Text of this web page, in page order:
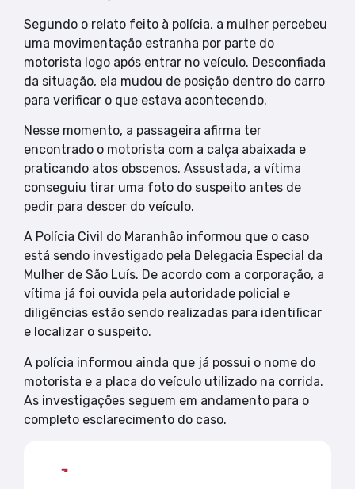
Segundo o relato feito à polícia, a mulher percebeu
uma movimentação estranha por parte do
motorista logo após entrar no veículo. Desconfiada
da situação, ela mudou de posição dentro do carro
para verificar o que estava acontecendo.
Nesse momento, a passageira afirma ter
encontrado o motorista com a calça abaixada e
praticando atos obscenos. Assustada, a vítima
conseguiu tirar uma foto do suspeito antes de
pedir para descer do veículo.
A Polícia Civil do Maranhão informou que o caso
está sendo investigado pela Delegacia Especial da
Mulher de São Luís. De acordo com a corporação, a
vítima já foi ouvida pela autoridade policial e
diligências estão sendo realizadas para identificar
e localizar o suspeito.
A polícia informou ainda que já possui o nome do
motorista e a placa do veículo utilizado na corrida.
As investigações seguem em andamento para o
completo esclarecimento do caso.